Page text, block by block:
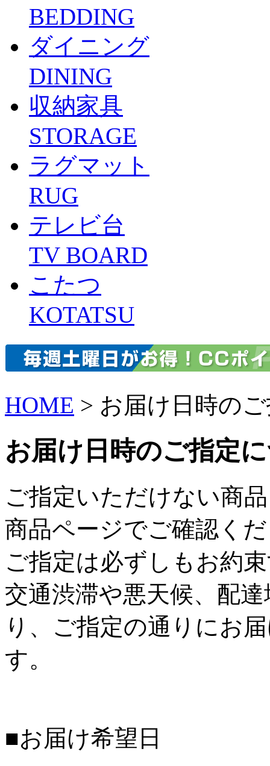
BEDDING
ダイニング
DINING
収納家具
STORAGE
ラグマット
RUG
テレビ台
TV BOARD
こたつ
KOTATSU
HOME > お届け日時の
お届け日時のご指定
ご指定いただけない商
商品ページでご確認く
ご指定は必ずしもお約
交通渋滞や悪天候、配
り、ご指定の通りにお
す。
■お届け希望日